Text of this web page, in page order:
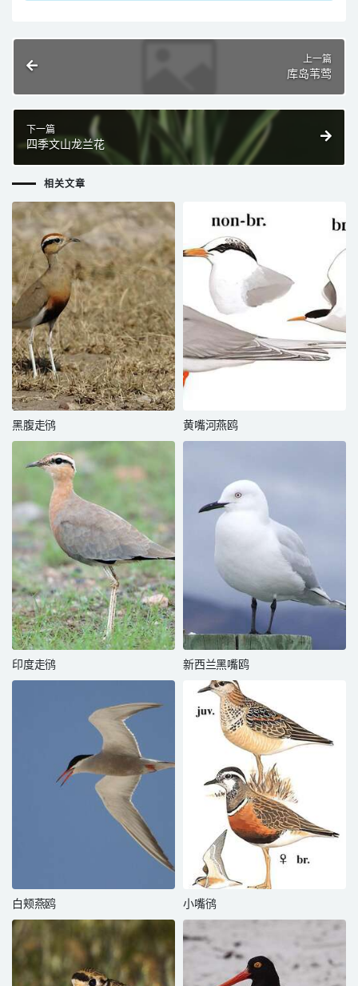
上一篇
库岛苇莺
下一篇
四季文山龙兰花
相关文章
黑腹走鸻 黄嘴河燕鸥
印度走鸻 新西兰黑嘴鸥
白颊燕鸥 小嘴鸻